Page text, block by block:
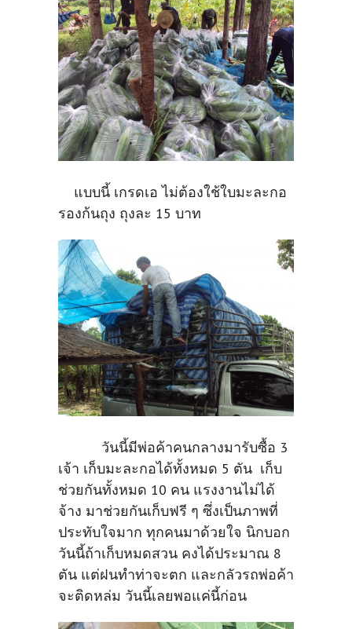
แบบนี้ เกรดเอ ไม่ต้องใช้ใบมะละกอ
รองก้นถุง ถุงละ 15 บาท
วันนี้มีพ่อค้าคนกลางมารับซื้อ 3
เจ้า เก็บมะละกอได้ทั้งหมด 5 ตัน เก็บ
ช่วยกันทั้งหมด 10 คน แรงงานไม่ได้
จ้าง มาช่วยกันเก็บฟรี ๆ ซึ่งเป็นภาพที่
ประทับใจมาก ทุกคนมาด้วยใจ นิกบอก
วันนี้ถ้าเก็บหมดสวน คงได้ประมาณ 8
ตัน แต่ฝนทำท่าจะตก และกลัวรถพ่อค้า
จะติดหล่ม วันนี้เลยพอแค่นี้ก่อน